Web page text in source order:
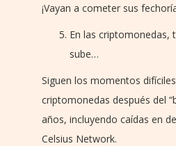
¡Vayan a cometer sus
En las criptomonedas,
sube…
Siguen los momentos
criptomonedas después del
años, incluyendo caídas en
Celsius Network.